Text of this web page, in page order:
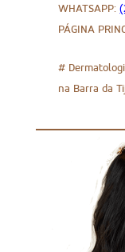
WHATSAPP:
PÁGINA
#
na Barra da